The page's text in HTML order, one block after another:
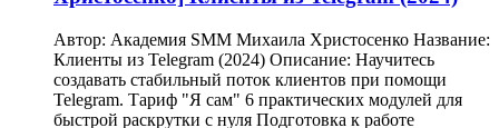
Автор: Академия SMM Михаила Христосенко Название:
Клиенты из Telegram (2024) Описание: Научитесь
создавать стабильный поток клиентов при помощи
Telegram. Тариф "Я сам" 6 практических модулей для
быстрой раскрутки с нуля Подготовка к работе